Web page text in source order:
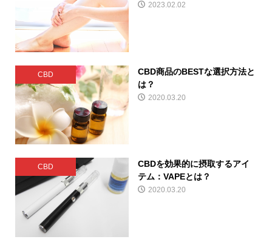
2023.02.02
CBD
CBD商品のBESTな選択方法と
は？
2020.03.20
CBD
CBDを効果的に摂取するアイ
テム：VAPEとは？
2020.03.20